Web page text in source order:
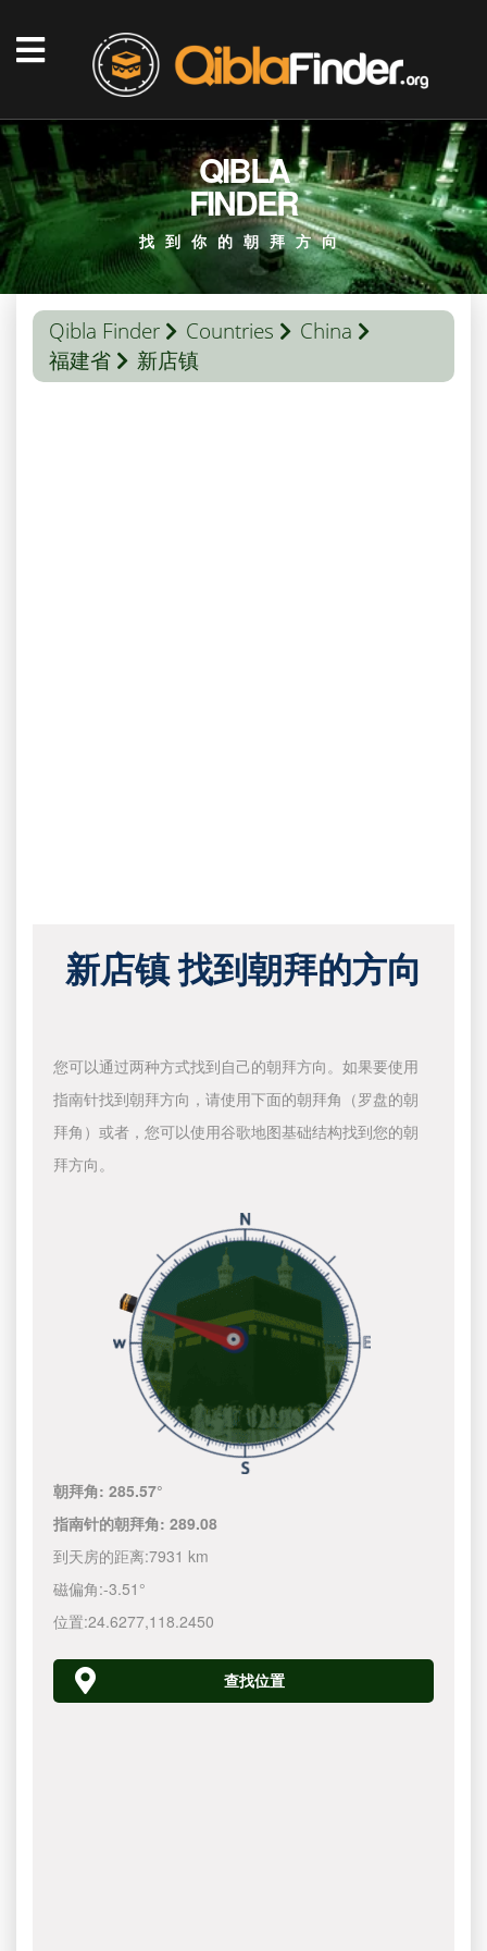
QIBLA
FINDER
找到你的朝拜方向
Qibla Finder Countries
China
福建省
新店镇
新店镇 找到朝拜的方向
您可以通过两种方式找到自己的朝拜方向。如果要使用
指南针找到朝拜方向，请使用下面的朝拜角（罗盘的朝
拜角）或者，您可以使用谷歌地图基础结构找到您的朝
拜方向。
朝拜角:285.57°
指南针的朝拜角:289.08
到天房的距离:7931 km
磁偏角:-3.51°
位置:24.6277,118.2450
查找位置